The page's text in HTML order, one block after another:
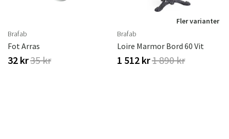
Brafab
Fot Arras
32 kr35 kr
Fler varianter
Brafab
Loire Marmor Bord 60 Vit
1 512 kr1 890 kr